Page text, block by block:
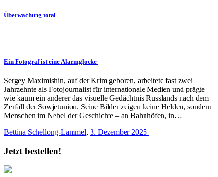
Überwachung total
Ein Fotograf ist eine Alarmglocke
Sergey Maximishin, auf der Krim geboren, arbeitete fast zwei
Jahrzehnte als Fotojournalist für internationale Medien und prägte
wie kaum ein anderer das visuelle Gedächtnis Russlands nach dem
Zerfall der Sowjetunion. Seine Bilder zeigen keine Helden, sondern
Menschen im Nebel der Geschichte – an Bahnhöfen, in…
Bettina Schellong-Lammel, 3. Dezember 2025
Jetzt bestellen!